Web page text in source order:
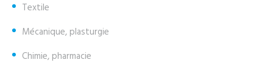
Textile
Mécanique, plasturgie
Chimie, pharmacie